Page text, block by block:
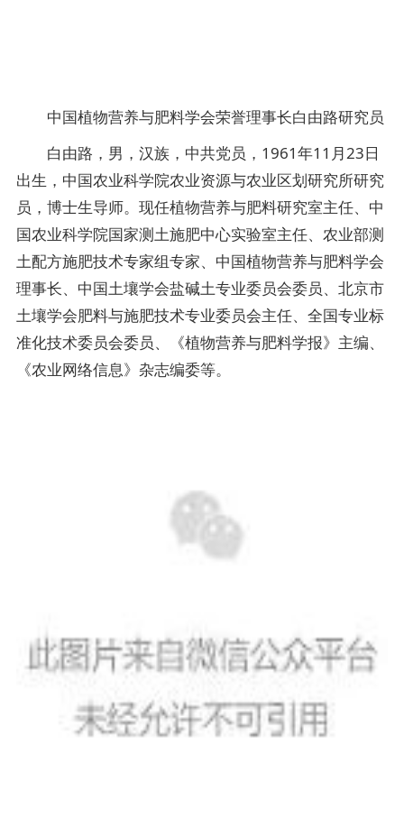
中国植物营养与肥料学会荣誉理事长白由路研究员
白由路，男，汉族，中共党员，1961年11月23日
出生，中国农业科学院农业资源与农业区划研究所研究
员，博士生导师。现任植物营养与肥料研究室主任、中
国农业科学院国家测土施肥中心实验室主任、农业部测
土配方施肥技术专家组专家、中国植物营养与肥料学会
理事长、中国土壤学会盐碱土专业委员会委员、北京市
土壤学会肥料与施肥技术专业委员会主任、全国专业标
准化技术委员会委员、《植物营养与肥料学报》主编、
《农业网络信息》杂志编委等。